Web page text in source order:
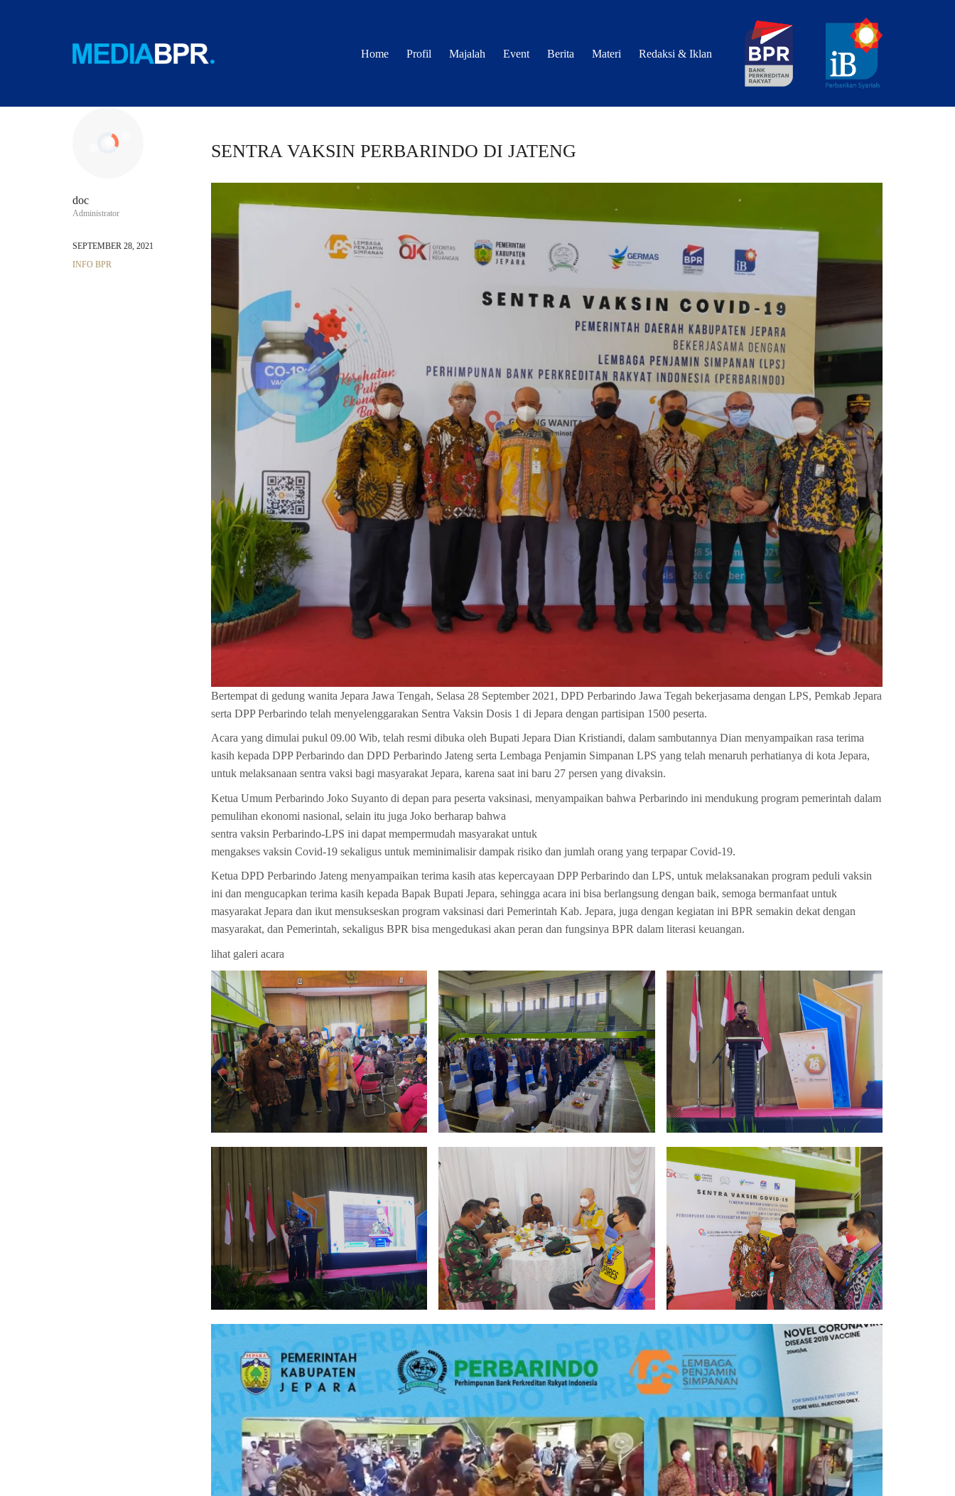
Home Profil Majalah Event Berita Materi Redaksi & Iklan
SENTRA VAKSIN PERBARINDO DI JATENG
Bertempat di gedung wanita Jepara Jawa Tengah, Selasa 28 September 2021, DPD Perbarindo Jawa Tegah bekerjasama dengan LPS, Pemkab Jepara
serta DPP Perbarindo telah menyelenggarakan Sentra Vaksin Dosis 1 di Jepara dengan partisipan 1500 peserta.
Acara yang dimulai pukul 09.00 Wib, telah resmi dibuka oleh Bupati Jepara Dian Kristiandi, dalam sambutannya Dian menyampaikan rasa terima
kasih kepada DPP Perbarindo dan DPD Perbarindo Jateng serta Lembaga Penjamin Simpanan LPS yang telah menaruh perhatianya di kota Jepara,
untuk melaksanaan sentra vaksi bagi masyarakat Jepara, karena saat ini baru 27 persen yang divaksin.
Ketua Umum Perbarindo Joko Suyanto di depan para peserta vaksinasi, menyampaikan bahwa Perbarindo ini mendukung program pemerintah dalam
pemulihan ekonomi nasional, selain itu juga Joko berharap bahwa
sentra vaksin Perbarindo-LPS ini dapat mempermudah masyarakat untuk
mengakses vaksin Covid-19 sekaligus untuk meminimalisir dampak risiko dan jumlah orang yang terpapar Covid-19.
Ketua DPD Perbarindo Jateng menyampaikan terima kasih atas kepercayaan DPP Perbarindo dan LPS, untuk melaksanakan program peduli vaksin
ini dan mengucapkan terima kasih kepada Bapak Bupati Jepara, sehingga acara ini bisa berlangsung dengan baik, semoga bermanfaat untuk
masyarakat Jepara dan ikut mensukseskan program vaksinasi dari Pemerintah Kab. Jepara, juga dengan kegiatan ini BPR semakin dekat dengan
masyarakat, dan Pemerintah, sekaligus BPR bisa mengedukasi akan peran dan fungsinya BPR dalam literasi keuangan.
lihat galeri acara
doc
Administrator
SEPTEMBER 28, 2021
INFO BPR